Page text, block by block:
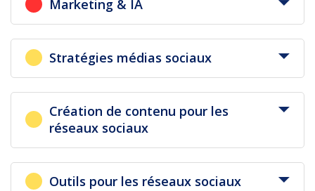
Marketing & IA
Stratégies médias sociaux
Création de contenu pour les
réseaux sociaux
Outils pour les réseaux sociaux